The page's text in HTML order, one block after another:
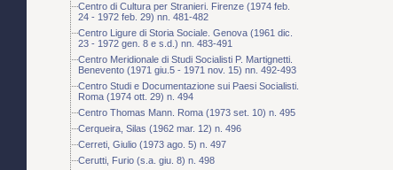
Centro di Cultura per Stranieri. Firenze (1974 feb.
24 - 1972 feb. 29) nn. 481-482
Centro Ligure di Storia Sociale. Genova (1961 dic.
23 - 1972 gen. 8 e s.d.) nn. 483-491
Centro Meridionale di Studi Socialisti P. Martignetti.
Benevento (1971 giu.5 - 1971 nov. 15) nn. 492-493
Centro Studi e Documentazione sui Paesi Socialisti.
Roma (1974 ott. 29) n. 494
Centro Thomas Mann. Roma (1973 set. 10) n. 495
Cerqueira, Silas (1962 mar. 12) n. 496
Cerreti, Giulio (1973 ago. 5) n. 497
Cerutti, Furio (s.a. giu. 8) n. 498